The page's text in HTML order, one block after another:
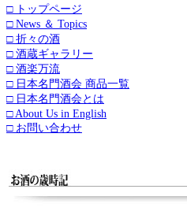
□ トップページ
□ News ＆ Topics
□ 折々の酒
□ 酒蔵ギャラリー
□ 酒楽万流
□ 日本名門酒会 商品一覧
□ 日本名門酒会とは
□ About Us in English
□ お問い合わせ